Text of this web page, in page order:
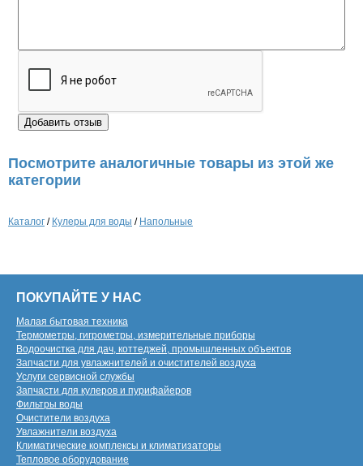
Посмотрите аналогичные товары из этой же
категории
Каталог / Кулеры для воды / Напольные
ПОКУПАЙТЕ У НАС
Малая бытовая техника
Термометры, гигрометры, измерительные приборы
Водоочистка для дач, коттеджей, промышленных объектов
Запчасти для увлажнителей и очистителей воздуха
Услуги сервисной службы
Запчасти для кулеров и пурифайеров
Фильтры воды
Очистители воздуха
Увлажнители воздуха
Климатические комплексы и климатизаторы
Тепловое оборудование